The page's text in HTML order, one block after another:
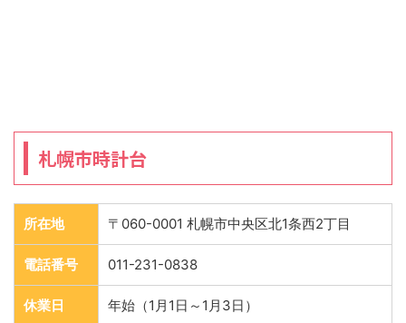
札幌市時計台
所在地 〒060-0001 札幌市中央区北1条西2丁目
電話番号 011-231-0838
休業日 年始（1月1日～1月3日）